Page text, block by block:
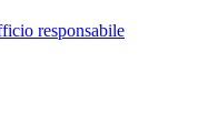
responsabile